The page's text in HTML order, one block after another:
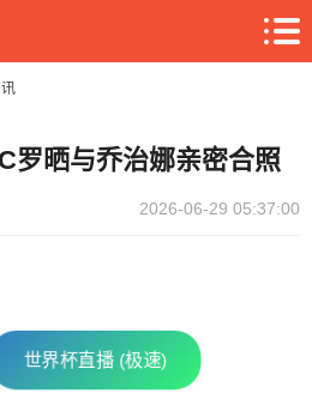
罗晒与乔治娜亲密合照
2026-06-29 05:37:00
世界杯直播 (极速)